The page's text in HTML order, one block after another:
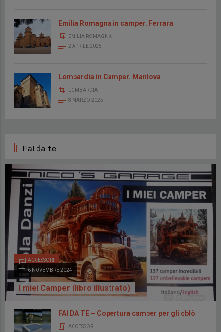
Emilia Romagna in camper. Ferrara
EMILIA ROMAGNA
2 APRILE 2025
Lombardia in Camper. Mantova
LOMBARDIA
8 MARZO 2025
Fai da te
ACCESSORI
6 NOVEMBRE 2024
I miei Camper (libro illustrato)
FAI DA TE – Copertura camper per gli oblò
ACCESSORI